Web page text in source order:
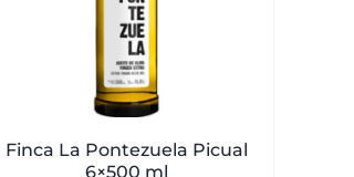
Finca La Pontezuela Picual
6×500 ml